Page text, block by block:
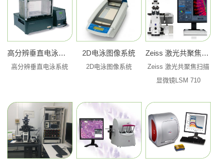
高分辨垂直电泳系统
高分辨垂直电泳系统
2D电泳图像系统
2D电泳图像系统
Zeiss 激光共聚焦扫描显微镜LSM 710
Zeiss 激光共聚焦扫描
显微镜LSM 710